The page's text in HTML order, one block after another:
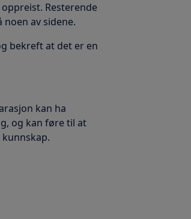
Resterende
av sidene.
bekreft at det er en
kan ha
og kan føre til at